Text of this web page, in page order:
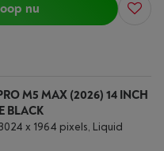
nu
M5 MAX (2026) 14 INCH
BLACK
x 1964 pixels, Liquid